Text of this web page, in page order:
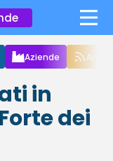
×
Aziende
in
dei